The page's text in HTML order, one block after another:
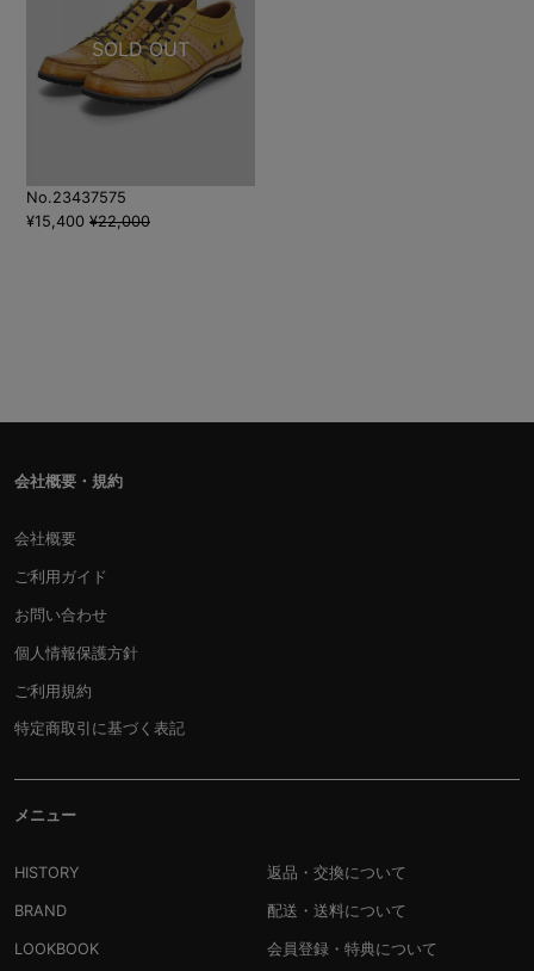
No.23437575
¥15,400 ¥22,000
会社概要・規約
会社概要
ご利用ガイド
お問い合わせ
個人情報保護方針
ご利用規約
特定商取引に基づく表記
メニュー
HISTORY
BRAND
LOOKBOOK
返品・交換について
配送・送料について
会員登録・特典について